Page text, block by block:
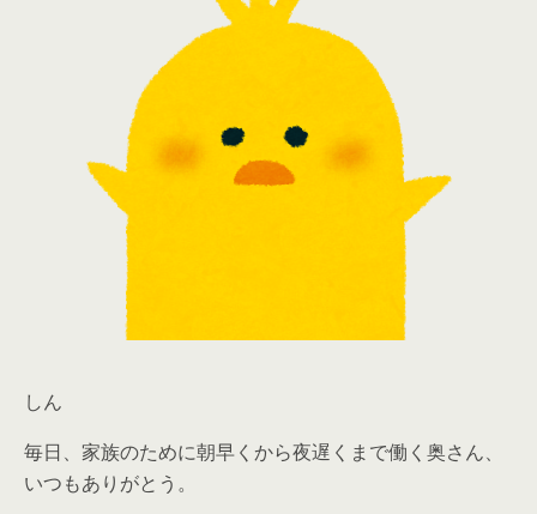
しん
毎日、家族のために朝早くから夜遅くまで働く奥さん、
いつもありがとう。